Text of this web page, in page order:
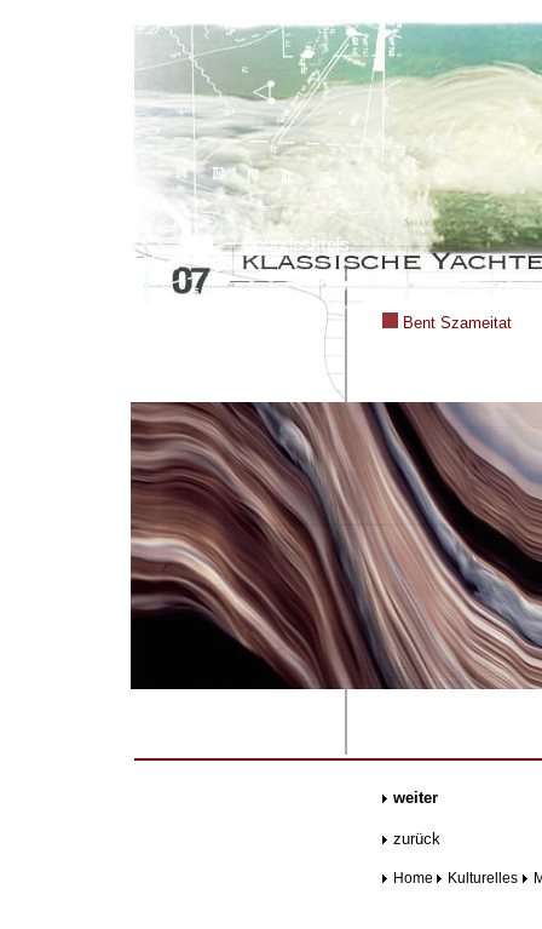
Bent Szameitat
weiter.......
zurück
Home Kulturelles